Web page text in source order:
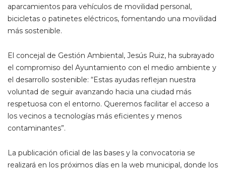
aparcamientos para vehículos de movilidad personal,
bicicletas o patinetes eléctricos, fomentando una movilidad
más sostenible.
El concejal de Gestión Ambiental, Jesús Ruiz, ha subrayado
el compromiso del Ayuntamiento con el medio ambiente y
el desarrollo sostenible: “Estas ayudas reflejan nuestra
voluntad de seguir avanzando hacia una ciudad más
respetuosa con el entorno. Queremos facilitar el acceso a
los vecinos a tecnologías más eficientes y menos
contaminantes”.
La publicación oficial de las bases y la convocatoria se
realizará en los próximos días en la web municipal, donde los